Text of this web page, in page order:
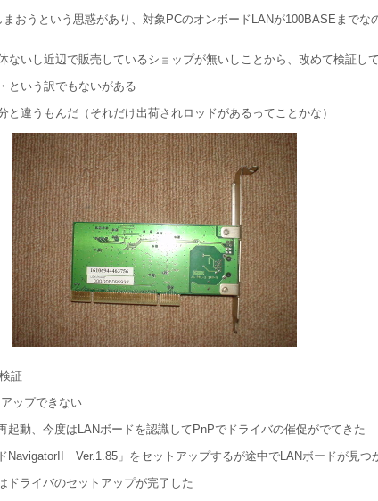
おうという思惑があり、対象PCのオンボードLANが100BASEまでな
いし近辺で販売しているショップが無いしことから、改めて検証し
という訳でもないがある
違うもんだ（それだけ出荷されロッドがあるってことかな）
証
ップできない
動、今度はLANボードを認識してPnPでドライバの催促がでてきた
NavigatorII Ver.1.85」をセットアップするが途中でLANボードが見つ
ドライバのセットアップが完了した